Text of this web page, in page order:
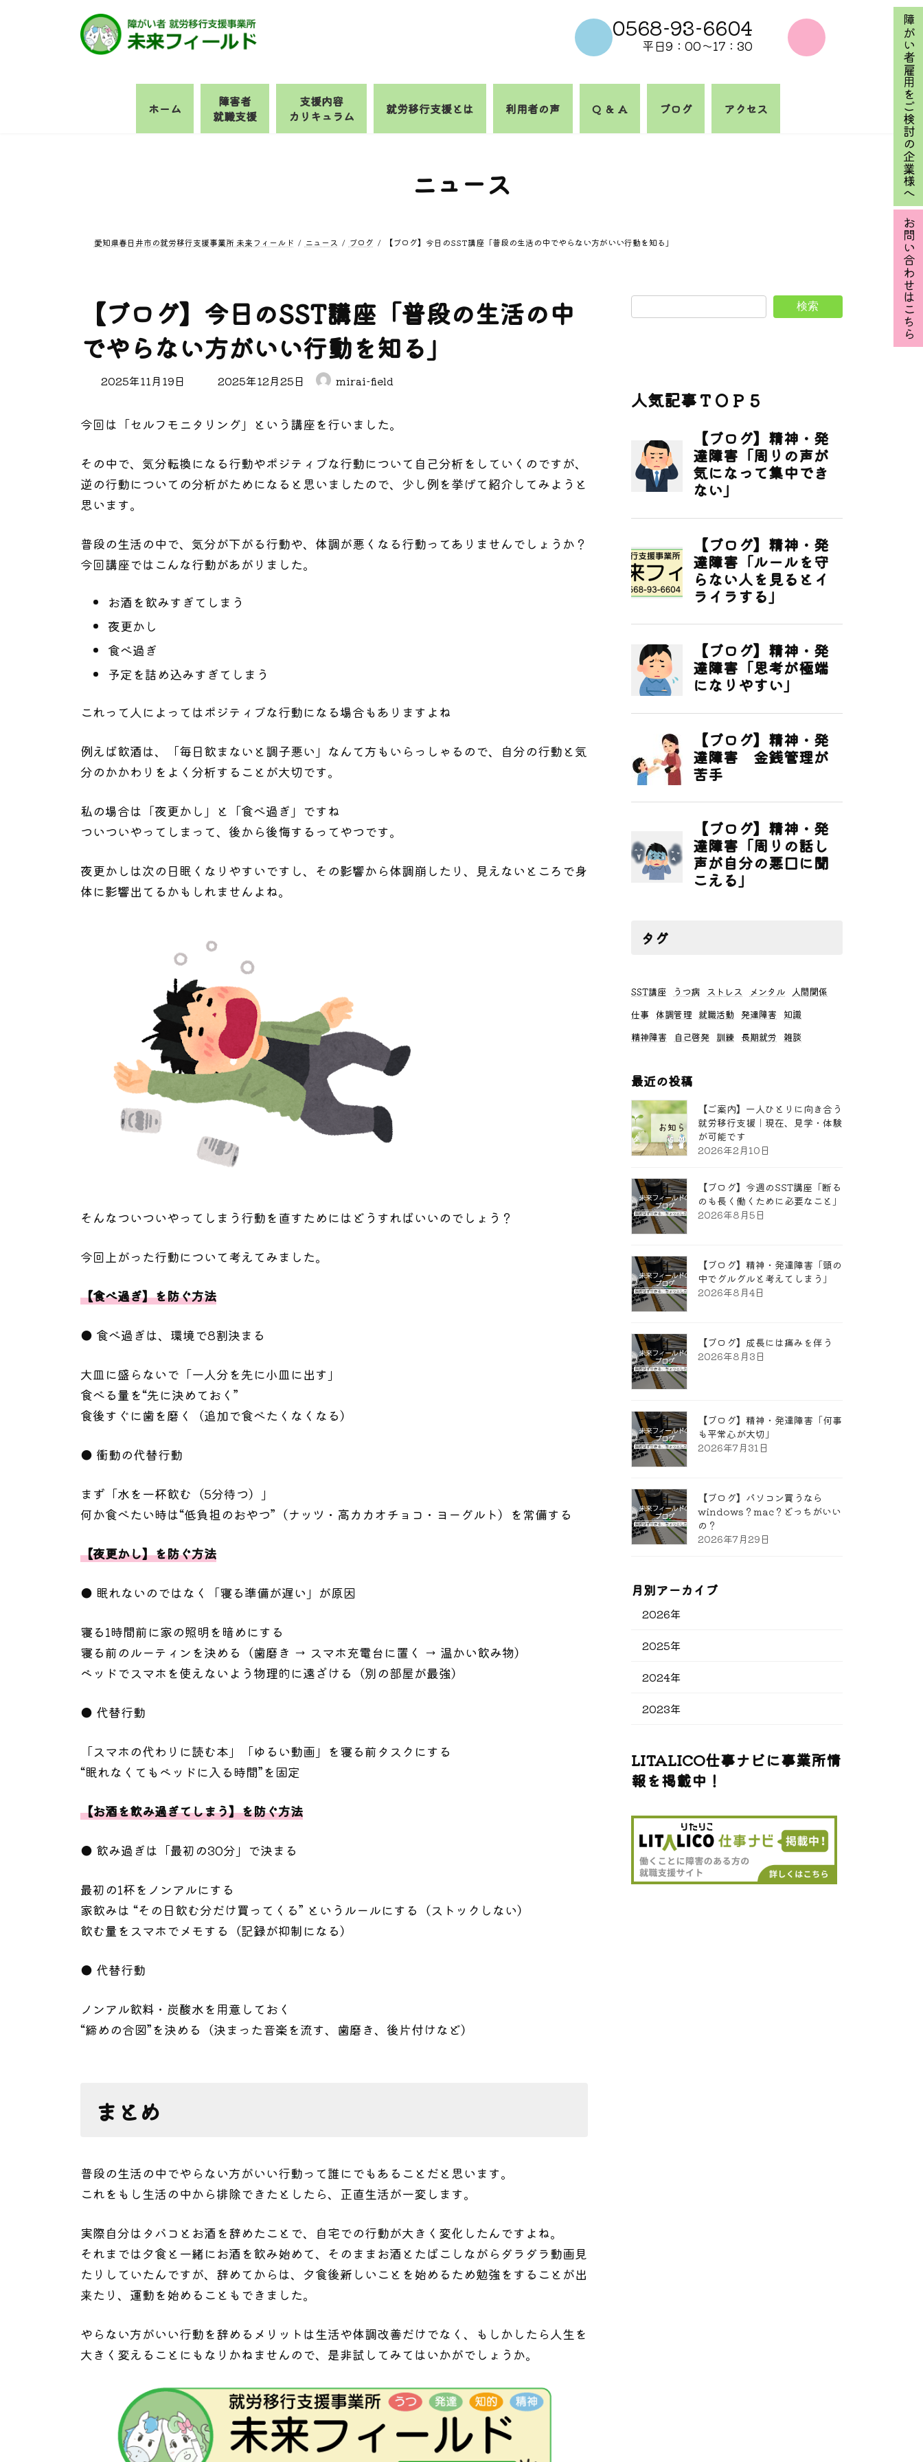
0568-93-6604
平日9：00～17：30
ホーム
障害者
就職支援
支援内容
カリキュラム
就労移行支援とは 利用者の声 Q ＆ A ブログ アクセス 障がい者雇用をご検討の企業様へ
お問い合わせはこちら
ニュース
愛知県春日井市の就労移行支援事業所 未来フィールド ニュース ブログ 【ブログ】今日のSST講座「普段の生活の中でやらない方がいい行動を知る」
【ブログ】今日のSST講座「普段の生活の中
でやらない方がいい行動を知る」
2025年11月19日
最
新
時
:
2025年12月25日 mirai-field
今回は「セルフモニタリング」という講座を行いました。
その中で、気分転換になる行動やポジティブな行動について自己分析をしていくのですが、
逆の行動についての分析がためになると思いましたので、少し例を挙げて紹介してみようと
思います。
普段の生活の中で、気分が下がる行動や、体調が悪くなる行動ってありませんでしょうか？
今回講座ではこんな行動があがりました。
お酒を飲みすぎてしまう
夜更かし
食べ過ぎ
予定を詰め込みすぎてしまう
これって人によってはポジティブな行動になる場合もありますよね
例えば飲酒は、「毎日飲まないと調子悪い」なんて方もいらっしゃるので、自分の行動と気
分のかかわりをよく分析することが大切です。
私の場合は「夜更かし」と「食べ過ぎ」ですね
ついついやってしまって、後から後悔するってやつです。
夜更かしは次の日眠くなりやすいですし、その影響から体調崩したり、見えないところで身
体に影響出てるかもしれませんよね。
そんなついついやってしまう行動を直すためにはどうすればいいのでしょう？
今回上がった行動について考えてみました。
【食べ過ぎ】を防ぐ方法
● 食べ過ぎは、環境で8割決まる
大皿に盛らないで「一人分を先に小皿に出す」
食べる量を“先に決めておく”
食後すぐに歯を磨く（追加で食べたくなくなる）
● 衝動の代替行動
まず「水を一杯飲む（5分待つ）」
何か食べたい時は“低負担のおやつ”（ナッツ・高カカオチョコ・ヨーグルト）を常備する
【夜更かし】を防ぐ方法
● 眠れないのではなく「寝る準備が遅い」が原因
寝る1時間前に家の照明を暗めにする
寝る前のルーティンを決める（歯磨き → スマホ充電台に置く → 温かい飲み物）
ベッドでスマホを使えないよう物理的に遠ざける（別の部屋が最強）
● 代替行動
「スマホの代わりに読む本」「ゆるい動画」を寝る前タスクにする
“眠れなくてもベッドに入る時間”を固定
【お酒を飲み過ぎてしまう】を防ぐ方法
● 飲み過ぎは「最初の30分」で決まる
最初の1杯をノンアルにする
家飲みは “その日飲む分だけ買ってくる” というルールにする（ストックしない）
飲む量をスマホでメモする（記録が抑制になる）
● 代替行動
ノンアル飲料・炭酸水を用意しておく
“締めの合図”を決める（決まった音楽を流す、歯磨き、後片付けなど）
まとめ
普段の生活の中でやらない方がいい行動って誰にでもあることだと思います。
これをもし生活の中から排除できたとしたら、正直生活が一変します。
実際自分はタバコとお酒を辞めたことで、自宅での行動が大きく変化したんですよね。
それまでは夕食と一緒にお酒を飲み始めて、そのままお酒とたばこしながらダラダラ動画見
たりしていたんですが、辞めてからは、夕食後新しいことを始めるため勉強をすることが出
来たり、運動を始めることもできました。
やらない方がいい行動を辞めるメリットは生活や体調改善だけでなく、もしかしたら人生を
大きく変えることにもなりかねませんので、是非試してみてはいかがでしょうか。
検索
人気記事ＴＯＰ５
タグ
SST講座 うつ病 ストレス メンタル 人間関係
仕事 体調管理 就職活動 発達障害
知識
精神障害
自己啓発 訓練 長期就労 雑談
最近の投稿
【ご案内】一人ひとりに向き合う
就労移行支援｜現在、見学・体験
が可能です
2026年2月10日
【ブログ】今週のSST講座「断る
のも長く働くために必要なこと」
2026年8月5日
【ブログ】精神・発達障害「頭の
中でグルグルと考えてしまう」
2026年8月4日
【ブログ】成長には痛みを伴う
2026年8月3日
【ブログ】精神・発達障害「何事
も平常心が大切」
2026年7月31日
【ブログ】パソコン買うなら
windows？mac？どっちがいい
の？
2026年7月29日
月別アーカイブ
2026年
2025年
2024年
2023年
LITALICO仕事ナビに事業所情
報を掲載中！